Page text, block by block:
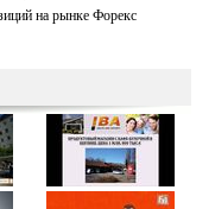
на рынке Форекс